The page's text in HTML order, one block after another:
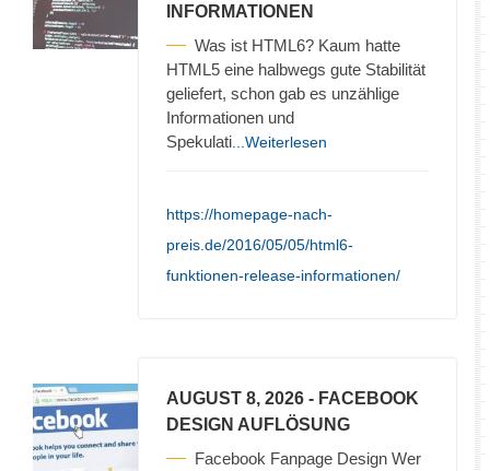
INFORMATIONEN
Was ist HTML6? Kaum hatte
HTML5 eine halbwegs gute Stabilität
geliefert, schon gab es unzählige
Informationen und
Spekulati ...Weiterlesen
https://homepage-nach-
preis.de/2016/05/05/html6-
funktionen-release-informationen/
AUGUST 8, 2026 - FACEBOOK
DESIGN AUFLÖSUNG
Facebook Fanpage Design Wer